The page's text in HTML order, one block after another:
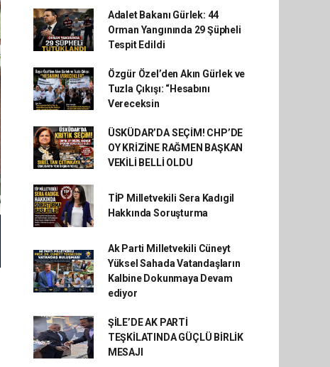
Adalet Bakanı Gürlek: 44
Orman Yangınında 29 Şüpheli
Tespit Edildi
Özgür Özel’den Akın Gürlek ve
Tuzla Çıkışı: “Hesabını
Vereceksin
ÜSKÜDAR’DA SEÇİM! CHP’DE
OY KRİZİNE RAĞMEN BAŞKAN
VEKİLİ BELLİ OLDU
TİP Milletvekili Sera Kadıgil
Hakkında Soruşturma
Ak Parti Milletvekili Cüneyt
Yüksel Sahada Vatandaşların
Kalbine Dokunmaya Devam
ediyor
ŞİLE’DE AK PARTİ
TEŞKİLATINDA GÜÇLÜ BİRLİK
MESAJI